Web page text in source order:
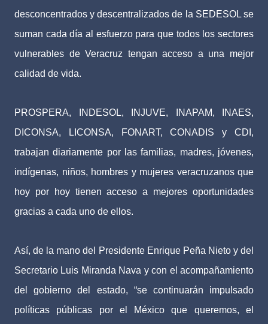
desconcentrados y descentralizados de la SEDESOL se
suman cada día al esfuerzo para que todos los sectores
vulnerables de Veracruz tengan acceso a una mejor
calidad de vida.
PROSPERA, INDESOL, INJUVE, INAPAM, INAES,
DICONSA, LICONSA, FONART, CONADIS y CDI,
trabajan diariamente por las familias, madres, jóvenes,
indígenas, niños, hombres y mujeres veracruzanos que
hoy por hoy tienen acceso a mejores oportunidades
gracias a cada uno de ellos.
Así, de la mano del Presidente Enrique Peña Nieto y del
Secretario Luis Miranda Nava y con el acompañamiento
del gobierno del estado, “se continuarán impulsado
políticas públicas por el México que queremos, el